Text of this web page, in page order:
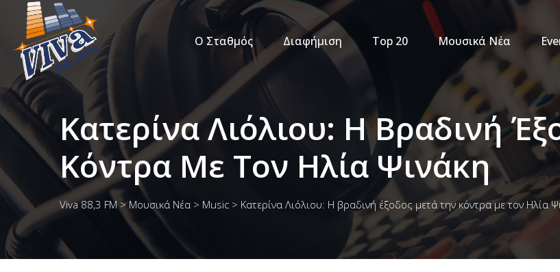
Ο Σταθμός Διαφήμιση Top 20 Μουσικά Νέα
Κατερίνα Λιόλιου: Η Βραδινή
Κόντρα Με Τον Ηλία Ψινάκη
Viva 88,3 FM> Μουσικά Νέα > Music > Κατερίνα Λιόλιου: Η βραδινή έξοδος μετά την κόντρα με τον Ηλία